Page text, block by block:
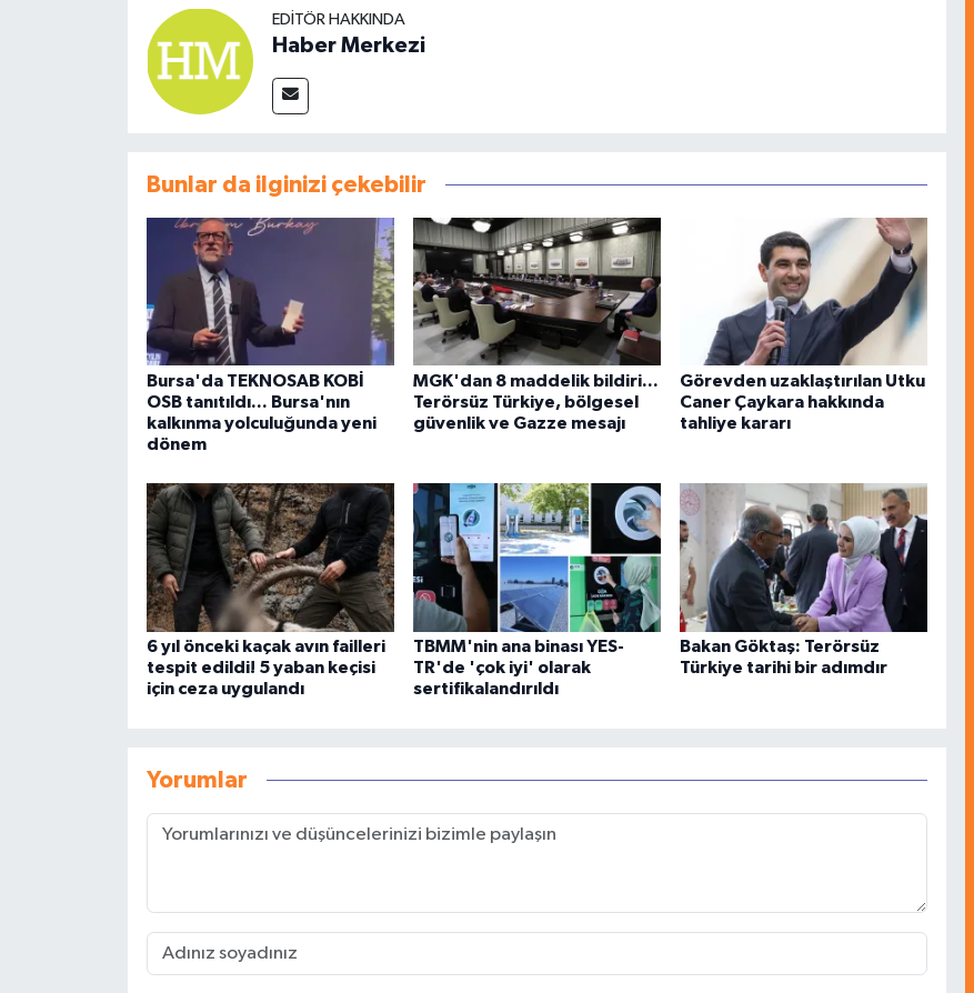
EDITÖR HAKKINDA
Haber Merkezi
Bunlar da ilginizi çekebilir
Bursa'da TEKNOSAB KOBİ
OSB tanıtıldı... Bursa'nın
kalkınma yolculuğunda yeni
dönem
MGK'dan 8 maddelik bildiri...
Terörsüz Türkiye, bölgesel
güvenlik ve Gazze mesajı
Görevden uzaklaştırılan Utku
Caner Çaykara hakkında
tahliye kararı
6 yıl önceki kaçak avın failleri
tespit edildi! 5 yaban keçisi
için ceza uygulandı
TBMM'nin ana binası YES-
TR'de 'çok iyi' olarak
sertifikalandırıldı
Bakan Göktaş: Terörsüz
Türkiye tarihi bir adımdır
Yorumlar